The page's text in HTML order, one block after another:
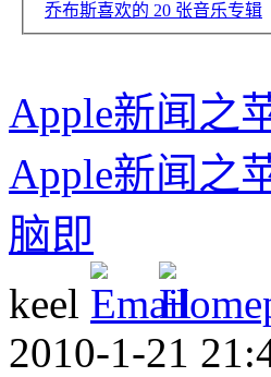
乔布斯喜欢的 20 张音乐专辑
Apple新闻之
Apple新闻之
脑即
keel
2010-1-21